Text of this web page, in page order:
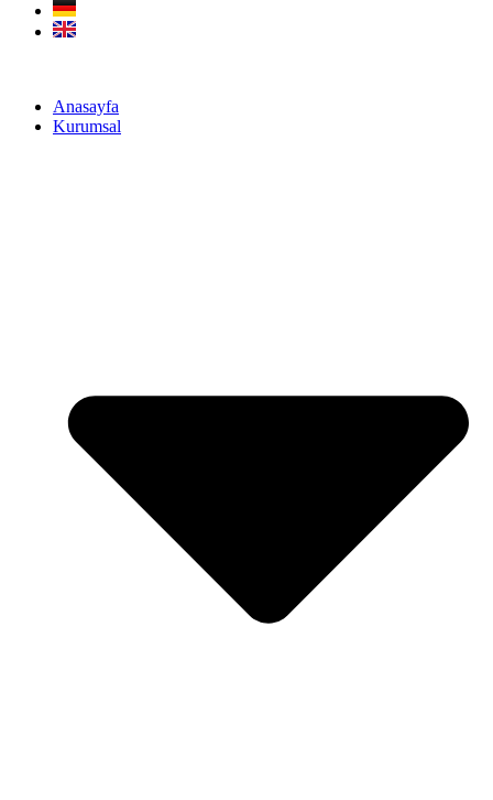
Anasayfa
Kurumsal